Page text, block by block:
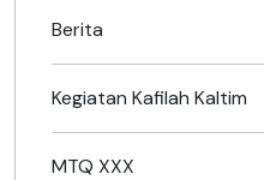
Berita
Kegiatan Kafilah Kaltim
MTQ XXX